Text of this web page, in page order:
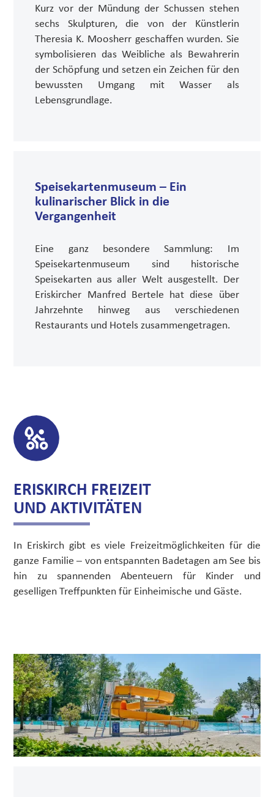
Kurz vor der Mündung der Schussen stehen
sechs Skulpturen, die von der Künstlerin
Theresia K. Moosherr geschaffen wurden. Sie
symbolisieren das Weibliche als Bewahrerin
der Schöpfung und setzen ein Zeichen für den
bewussten Umgang mit Wasser als
Lebensgrundlage.
Speisekartenmuseum – Ein
kulinarischer Blick in die
Vergangenheit
Eine ganz besondere Sammlung: Im
Speisekartenmuseum sind historische
Speisekarten aus aller Welt ausgestellt. Der
Eriskircher Manfred Bertele hat diese über
Jahrzehnte hinweg aus verschiedenen
Restaurants und Hotels zusammengetragen.
ERISKIRCH FREIZEIT
UND AKTIVITÄTEN
In Eriskirch gibt es viele Freizeitmöglichkeiten für die
ganze Familie – von entspannten Badetagen am See bis
hin zu spannenden Abenteuern für Kinder und
geselligen Treffpunkten für Einheimische und Gäste.